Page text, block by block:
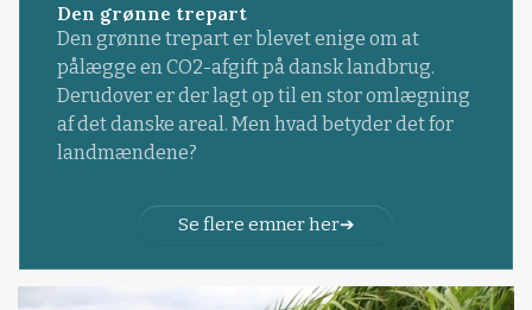
Den grønne trepart
Den grønne trepart er blevet enige om at
pålægge en CO2-afgift på dansk landbrug.
Derudover er der lagt op til en stor omlægning
af det danske areal. Men hvad betyder det for
landmændene?
Se flere emner her